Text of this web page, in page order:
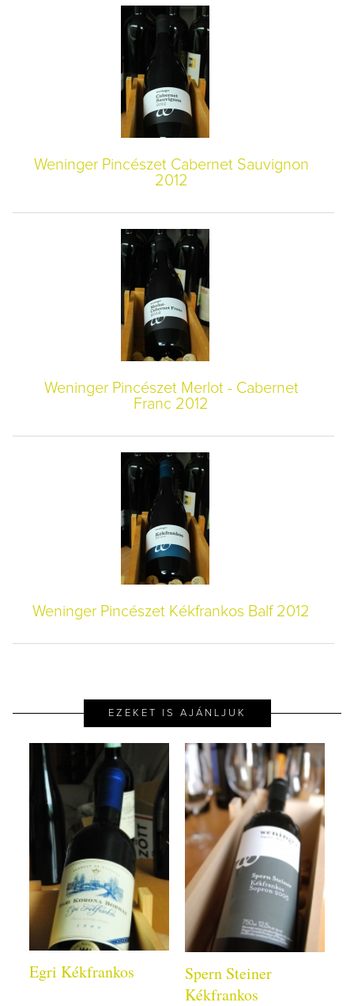
Weninger Pincészet Cabernet Sauvignon
2012
Weninger Pincészet Merlot - Cabernet
Franc 2012
Weninger Pincészet Kékfrankos Balf 2012
EZEKET IS AJÁNLJUK
Egri Kékfrankos
Spern Steiner
Kékfrankos